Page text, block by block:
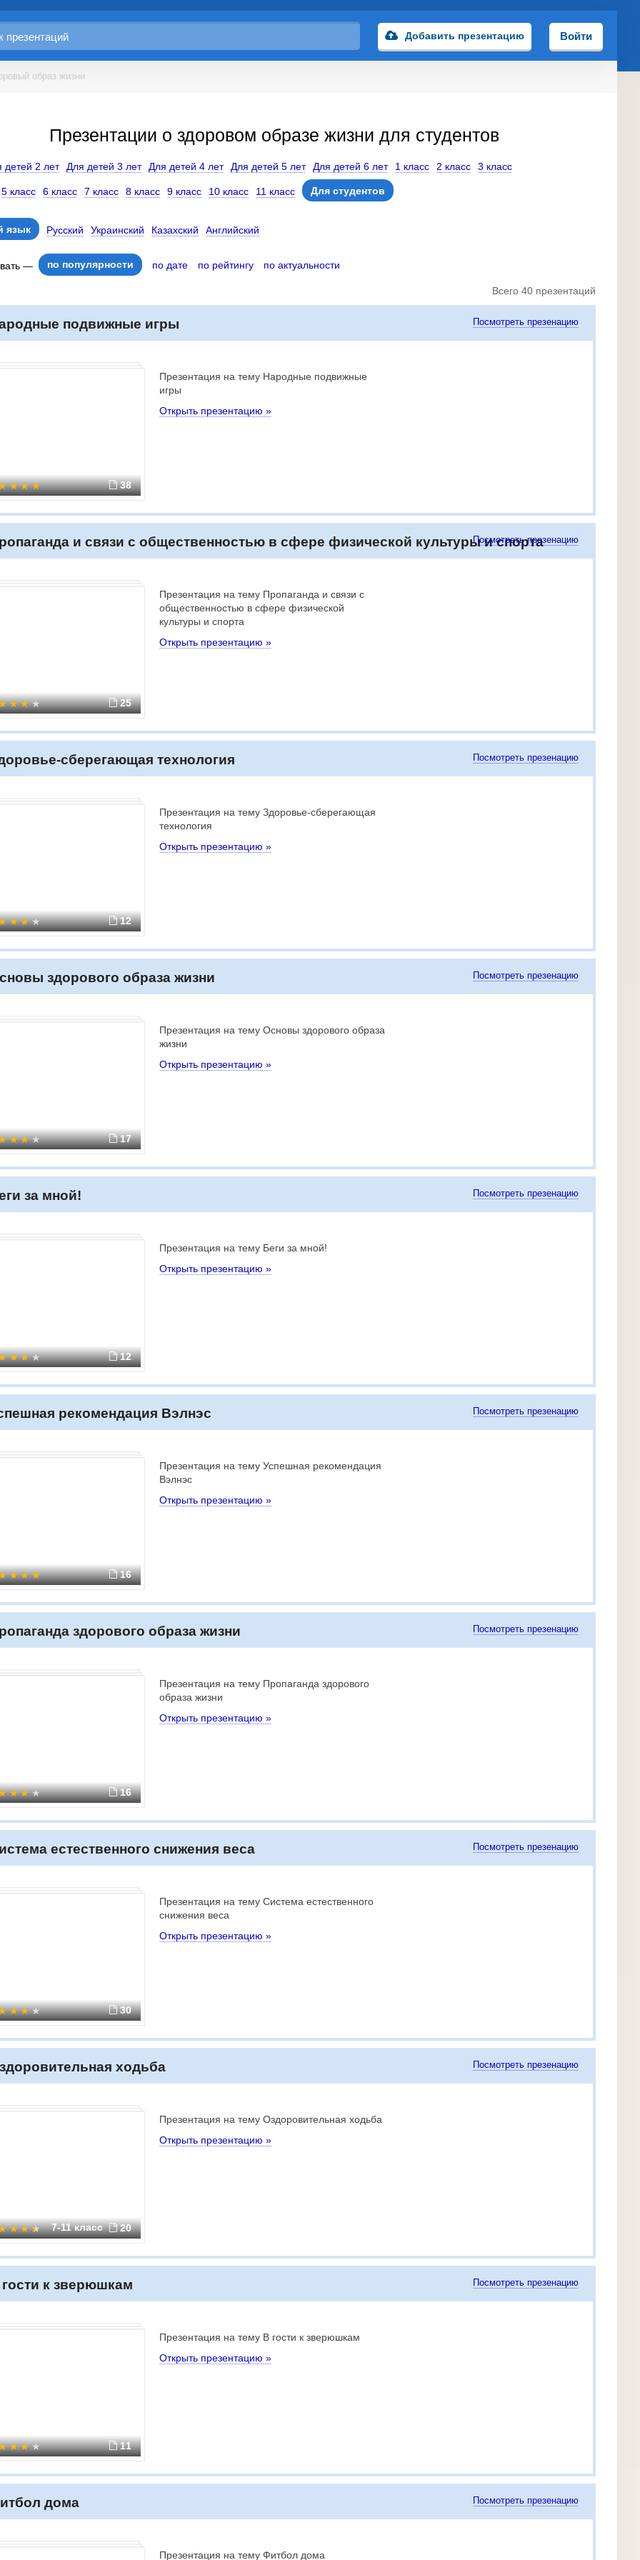
Добавить презентацию Войти
образ жизни
Презентации о здоровом образе жизни для студентов
детей 2 лет Для детей 3 лет Для детей 4 лет Для детей 5 лет Для детей 6 лет 1 класс 2 класс 3 класс
5 класс 6 класс 7 класс 8 класс 9 класс 10 класс 11 класс Для студентов
язык Русский Украинский Казахский Английский
— по популярности по дате по рейтингу по актуальности
Всего 40 презентаций
подвижные игры Посмотреть презенацию
38
Презентация на тему Народные подвижные
игры
Открыть презентацию »
и связи с общественностью в сфере физической культуры и спорта
Посмотреть презенацию
25
Презентация на тему Пропаганда и связи с
общественностью в сфере физической
культуры и спорта
Открыть презентацию »
сберегающая технология Посмотреть презенацию
12
Презентация на тему Здоровье-сберегающая
технология
Открыть презентацию »
здорового образа жизни Посмотреть презенацию
17
Презентация на тему Основы здорового образа
жизни
Открыть презентацию »
за мной! Посмотреть презенацию
12
Презентация на тему Беги за мной!
Открыть презентацию »
рекомендация Вэлнэс Посмотреть презенацию
16
Презентация на тему Успешная рекомендация
Вэлнэс
Открыть презентацию »
здорового образа жизни Посмотреть презенацию
16
Презентация на тему Пропаганда здорового
образа жизни
Открыть презентацию »
естественного снижения веса Посмотреть презенацию
30
Презентация на тему Система естественного
снижения веса
Открыть презентацию »
ходьба Посмотреть презенацию
7-11 класс 20
Презентация на тему Оздоровительная ходьба
Открыть презентацию »
к зверюшкам Посмотреть презенацию
11
Презентация на тему В гости к зверюшкам
Открыть презентацию »
дома Посмотреть презенацию
Презентация на тему Фитбол дома